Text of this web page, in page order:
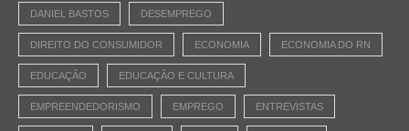
DANIEL BASTOS DESEMPREGO
DIREITO DO CONSUMIDOR ECONOMIA ECONOMIA DO RN
EDUCAÇÃO EDUCAÇÃO E CULTURA
EMPREENDEDORISMO EMPREGO ENTREVISTAS